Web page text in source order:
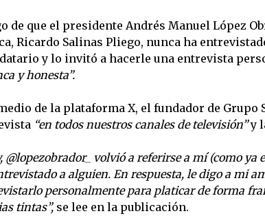
de que el presidente Andrés Manuel López
Ricardo Salinas Pliego, nunca ha
y lo invitó a hacerle una entrevista
y honesta”.
de la plataforma X, el fundador de
“en todos nuestros canales de televisión”y
@lopezobrador_ volvió a referirse a mí (como
a alguien. En respuesta, le digo a mi
personalmente para platicar de forma
tintas”, se lee en la publicación.